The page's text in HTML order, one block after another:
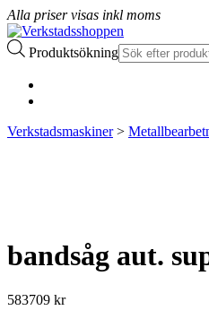
Alla priser visas inkl moms
Produktsökning
Verkstadsmaskiner>
bandsåg aut.
583709 kr